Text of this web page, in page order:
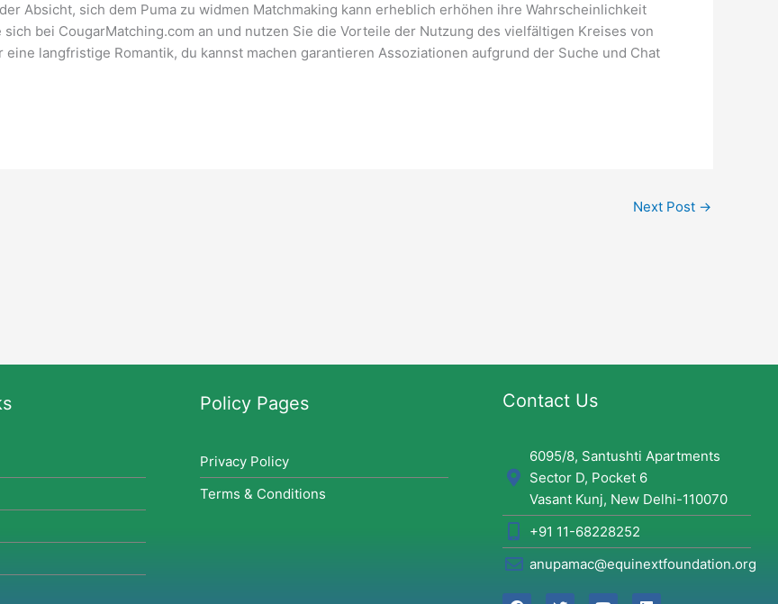
Absicht, sich dem Puma zu widmen Matchmaking kann erheblich erhöhen ihre Wahrscheinlichkeit
bei CougarMatching.com an und nutzen Sie die Vorteile der Nutzung des vielfältigen Kreises von
langfristige Romantik, du kannst machen garantieren Assoziationen aufgrund der Suche und Chat
Next Post →
Policy Pages
Privacy Policy
Terms & Conditions
Contact Us
6095/8, Santushti Apartments
Sector D, Pocket 6
Vasant Kunj, New Delhi-110070
+91 11-68228252
anupamac@equinextfoundation.org
F T Y L